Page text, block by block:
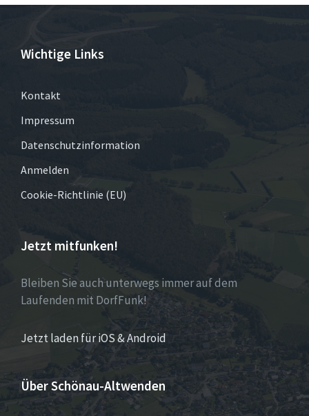
Wichtige Links
Kontakt
Impressum
Datenschutzinformation
Anmelden
Cookie-Richtlinie (EU)
Jetzt mitfunken!
Bleiben Sie auch unterwegs immer auf dem
Laufenden mit DorfFunk!
Jetzt laden für iOS & Android
Über Schönau-Altwenden